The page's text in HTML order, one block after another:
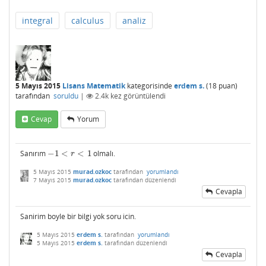
integral calculus analiz
5 Mayıs 2015 Lisans Matematikkategorisinde erdem s.(18 puan)
tarafından soruldu | 2.4k kez görüntülendi
Cevap Yorum
Sanırım −1 < r < 1
−1< r<1 olmalı.
5 Mayıs 2015 murad.ozkoc tarafından yorumlandı
7 Mayıs 2015 murad.ozkoc tarafından düzenlendi
Cevapla
Sanirim boyle bir bilgi yok soru icin.
5 Mayıs 2015 erdem s. tarafından yorumlandı
5 Mayıs 2015 erdem s. tarafından düzenlendi
Cevapla